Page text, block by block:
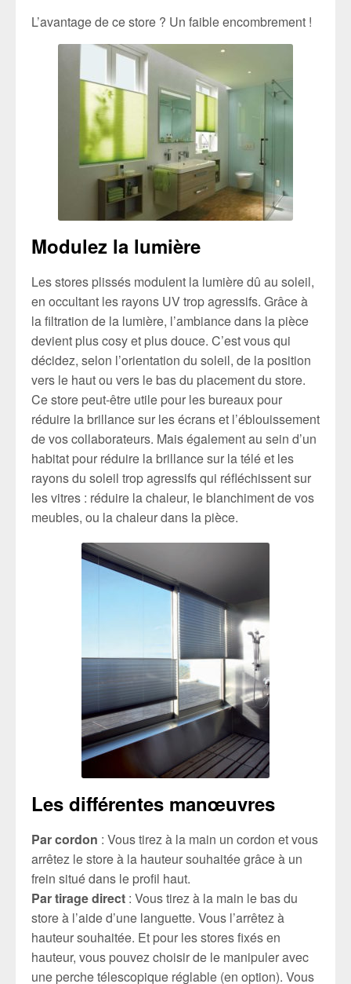
L’avantage de ce store ? Un faible encombrement !
Modulez la lumière
Les stores plissés modulent la lumière dû au soleil,
en occultant les rayons UV trop agressifs. Grâce à
la filtration de la lumière, l’ambiance dans la pièce
devient plus cosy et plus douce. C’est vous qui
décidez, selon l’orientation du soleil, de la position
vers le haut ou vers le bas du placement du store.
Ce store peut-être utile pour les bureaux pour
réduire la brillance sur les écrans et l’éblouissement
de vos collaborateurs. Mais également au sein d’un
habitat pour réduire la brillance sur la télé et les
rayons du soleil trop agressifs qui réfléchissent sur
les vitres : réduire la chaleur, le blanchiment de vos
meubles, ou la chaleur dans la pièce.
Les différentes manœuvres
Par cordon : Vous tirez à la main un cordon et vous
arrêtez le store à la hauteur souhaitée grâce à un
frein situé dans le profil haut.
Par tirage direct : Vous tirez à la main le bas du
store à l’aide d’une languette. Vous l’arrêtez à
hauteur souhaitée. Et pour les stores fixés en
hauteur, vous pouvez choisir de le manipuler avec
une perche télescopique réglable (en option). Vous